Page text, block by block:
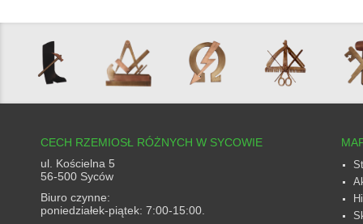
CECH RZEMIOSŁ RÓŻNYCH W SYCOWIE
ul. Kościelna 5
56-500 Syców
Biuro czynne:
poniedziałek-piątek: 7:00-15:00.